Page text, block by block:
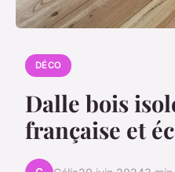
DÉCO
Dalle bois
française et